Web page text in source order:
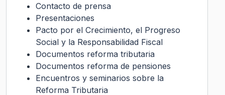
Contacto de prensa
Presentaciones
Pacto por el Crecimiento, el Progreso
Social y la Responsabilidad Fiscal
Documentos reforma tributaria
Documentos reforma de pensiones
Encuentros y seminarios sobre la
Reforma Tributaria